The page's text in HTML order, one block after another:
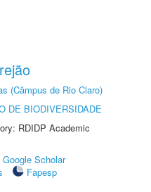
(Câmpus de Rio Claro)
DE BIODIVERSIDADE
RDIDP Academic
Google Scholar
Fapesp